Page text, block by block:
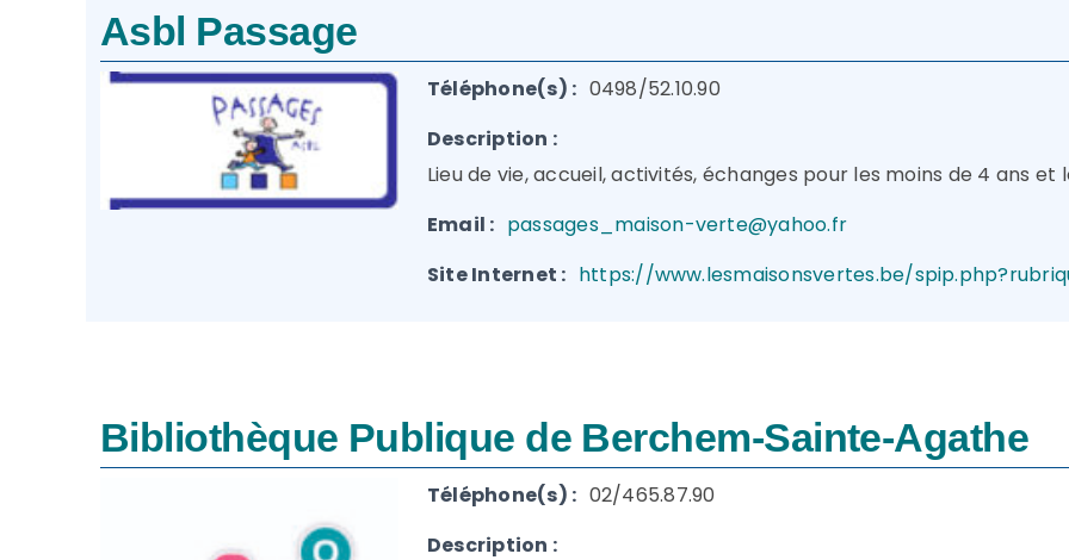
Asbl Passage
Téléphone(s) : 0498/52.10.90
Description :
Lieu de vie, accueil, activités, échanges pour les moins de 4 ans et
Email : passages_maison-verte@yahoo.fr
Site Internet : https://www.lesmaisonsvertes.be/
Bibliothèque Publique de Berchem-Sainte-Agathe
Téléphone(s) : 02/465.87.90
Description :